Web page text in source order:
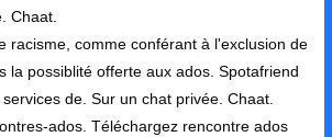
Chaat.
racisme, comme conférant à l'exclusion de
la possiblité offerte aux ados. Spotafriend
de. Sur un chat privée. Chaat.
ados. Téléchargez rencontre ados